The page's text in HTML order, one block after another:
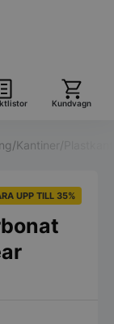
Kundvagn
/Kantiner /
UPP TILL 35%